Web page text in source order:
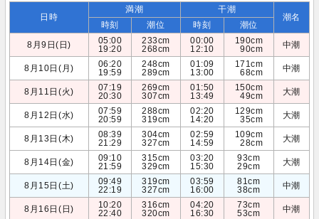
日時
満潮 干潮
潮名
時刻 潮位 時刻
潮位
8月9日(日)
05:00
19:20
233cm
268cm
00:00
12:10
190cm
90cm
中潮
8月10日(月)
06:20
19:59
248cm
289cm
01:09
13:00
171cm
68cm
中潮
8月11日(火)
07:19
20:30
269cm
307cm
01:50
13:49
150cm
49cm
大潮
8月12日(水)
07:59
20:59
288cm
319cm
02:20
14:20
129cm
35cm
大潮
8月13日(木)
08:39
21:29
304cm
327cm
02:59
14:59
109cm
28cm
大潮
8月14日(金)
09:10
21:59
315cm
329cm
03:20
15:30
93cm
29cm
大潮
8月15日(土)
09:49
22:19
319cm
327cm
03:59
16:00
81cm
38cm
中潮
8月16日(日)
10:20
22:40
316cm
320cm
04:20
16:30
73cm
53cm
中潮